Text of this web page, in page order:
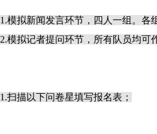
1.模拟新闻发言环节，四人一组。各
2.模拟记者提问环节，所有队员均可
1.扫描以下问卷星填写报名表；